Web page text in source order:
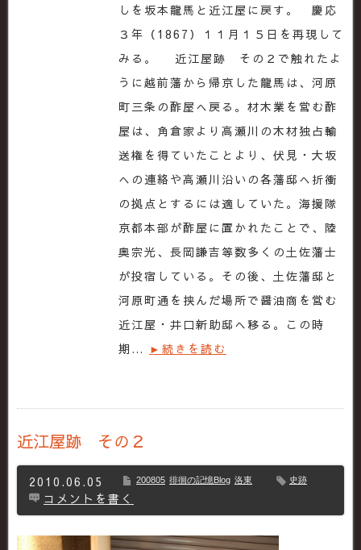
しを坂本龍馬と近江屋に戻す。 慶応
３年（1867）１１月１５日を再現して
みる。 近江屋跡 その２で触れたよ
うに越前藩から帰京した龍馬は、河原
町三条の酢屋へ戻る。材木業を営む酢
屋は、角倉家より高瀬川の木材独占輸
送権を得ていたことより、伏見・大坂
への連絡や高瀬川沿いの各藩邸へ折衝
の拠点とするには適していた。海援隊
京都本部が酢屋に置かれたことで、陸
奥宗光、長岡謙吉等数多くの土佐藩士
が投宿している。その後、土佐藩邸と
河原町通を挟んだ場所で醤油商を営む
近江屋・井口新助邸へ移る。この時
期… ►続きを読む
近江屋跡 その２
2010.06.05 200805 徘徊の記憶Blog 洛東 史跡
コメントを書く